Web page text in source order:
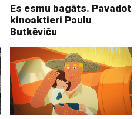
Es esmu bagāts. Pavadot
kinoaktieri Paulu
Butkēviču